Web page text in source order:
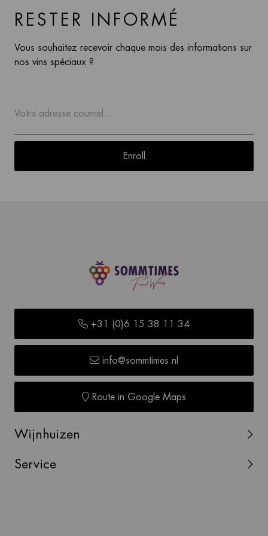
RESTER INFORMÉ
Vous souhaitez recevoir chaque mois des informations sur
nos vins spéciaux ?
Enroll
+31 (0)6 15 38 11 34
info@sommtimes.nl
Route in Google Maps
Wijnhuizen
Service